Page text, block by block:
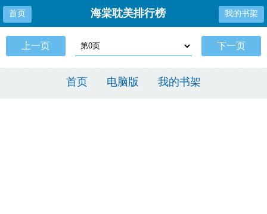
首页 我的书架
海棠耽美排行榜
上一页 下一页
首页 电脑版 我的书架